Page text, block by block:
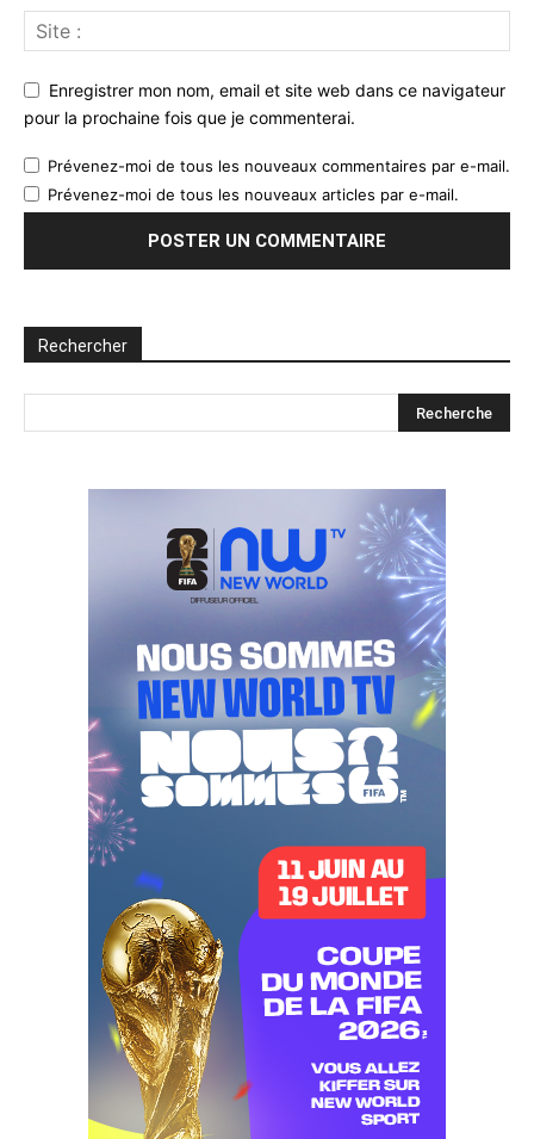
Enregistrer mon nom, email et site web dans ce navigateur
pour la prochaine fois que je commenterai.
Prévenez-moi de tous les nouveaux commentaires par e-mail.
Prévenez-moi de tous les nouveaux articles par e-mail.
Rechercher